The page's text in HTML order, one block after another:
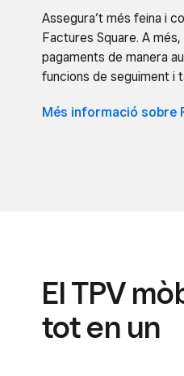
Assegura’t més feina i
Factures Square. A
pagaments de manera
funcions de seguiment i
Més informació sobre
El TPV
tot en un